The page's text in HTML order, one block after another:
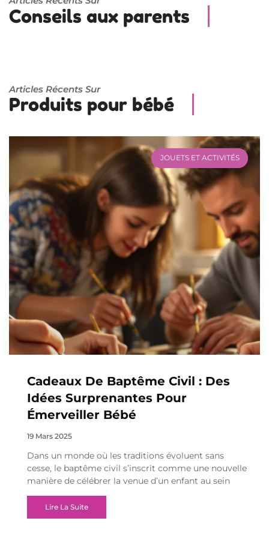
Conseils aux parents
Articles Récents Sur
Produits pour bébé
JOUETS ET ACTIVITÉS
Cadeaux De Baptême Civil : Des
Idées Surprenantes Pour
Émerveiller Bébé
19 Mars 2025
Dans un monde où les traditions évoluent sans
cesse, le baptême civil s’inscrit comme une nouvelle
manière de célébrer la venue d’un enfant au sein
Lire La Suite